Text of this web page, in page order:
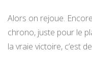
Alors on rejoue.
chrono, juste pour le
la vraie victoire, c’est